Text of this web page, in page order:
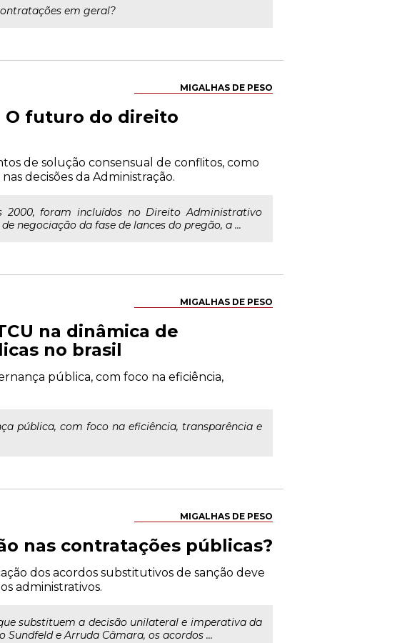
em geral?
MIGALHAS DE PESO
O futuro do direito
de solução consensual de conflitos, como
decisões da Administração.
2000, foram incluídos no Direito Administrativo
negociação da fase de lances do pregão, a ...
MIGALHAS DE PESO
na dinâmica de
no brasil
pública, com foco na eficiência,
pública, com foco na eficiência, transparência e
MIGALHAS DE PESO
nas contratações públicas?
dos acordos substitutivos de sanção deve
administrativos.
substituem a decisão unilateral e imperativa da
e Arruda Câmara, os acordos ...